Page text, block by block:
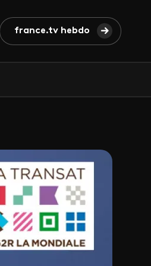
france.tv hebdo